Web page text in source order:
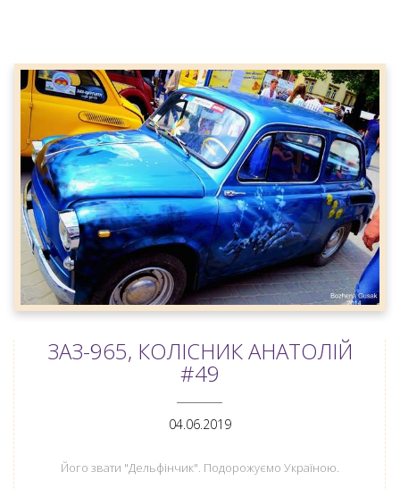
ЗАЗ-965, КОЛІСНИК АНАТОЛІЙ
#49
04.06.2019
Його звати "Дельфінчик". Подорожуємо Україною.